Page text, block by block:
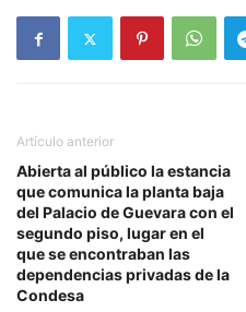
Artículo anterior
Abierta al público la estancia
que comunica la planta baja
del Palacio de Guevara con el
segundo piso, lugar en el
que se encontraban las
dependencias privadas de la
Condesa